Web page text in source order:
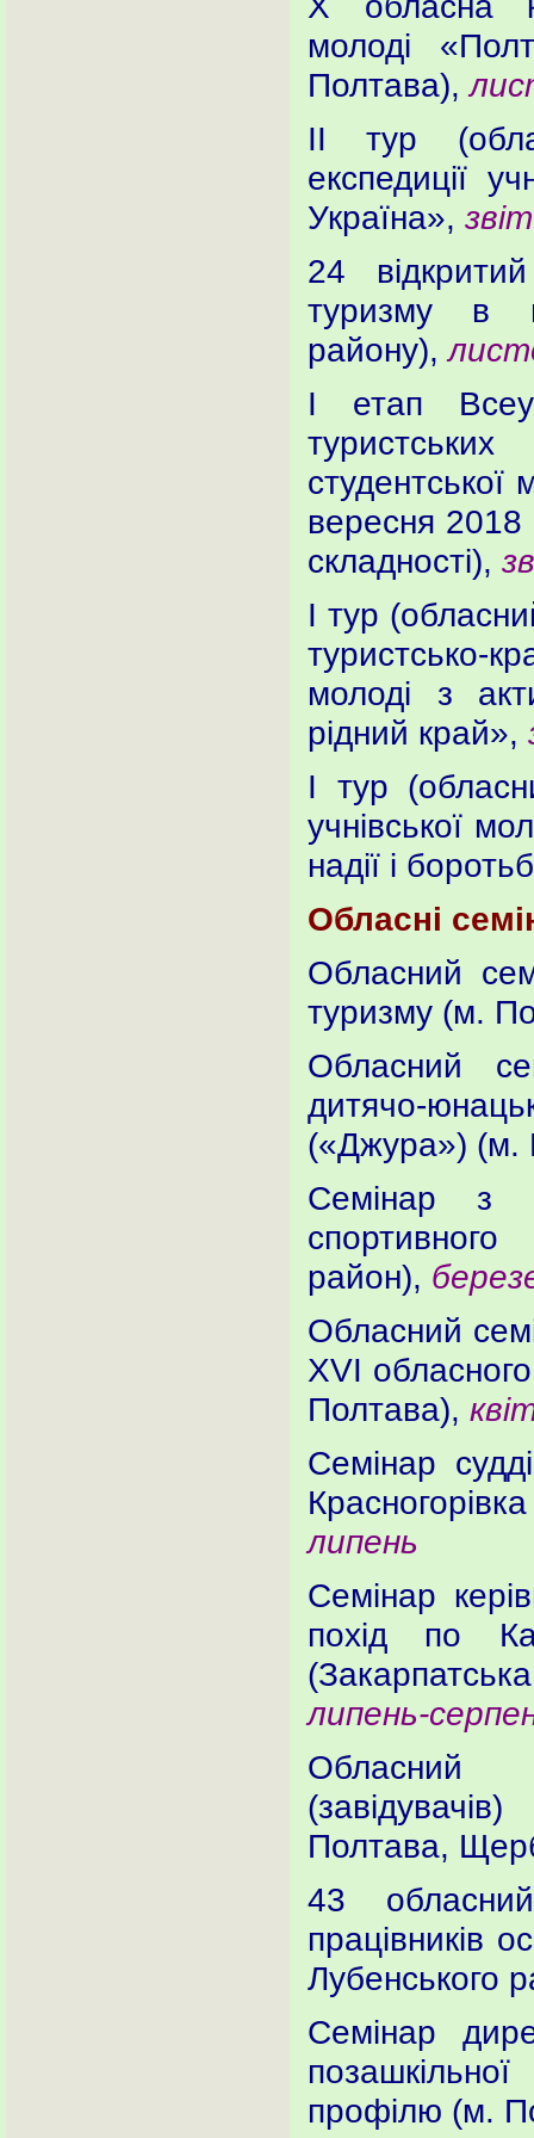
молоді
Полтава),
ІІ тур
експедиції
Україна»,
24
туризму в
району),
І етап
студентської
вересня 2018
складності),
І тур
туристсько-
молоді з
рідний край»,
І тур
учнівської
надії і
Обласні
Обласний
туризму (м.
Обласний
дитячо-
(«Джура») (м.
Семінар з
район),
Обласний
ХVІ
Полтава),
Семінар
липень
Семінар
похід по
липень-
Обласний
Полтава,
43
працівників
Лубенського
Семінар
профілю (м.